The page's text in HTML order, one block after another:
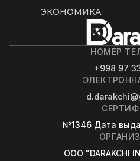
ЭКОНОМИКА
НОМЕР
+998 97
№1346 Дата
OOO "DARAKCHI